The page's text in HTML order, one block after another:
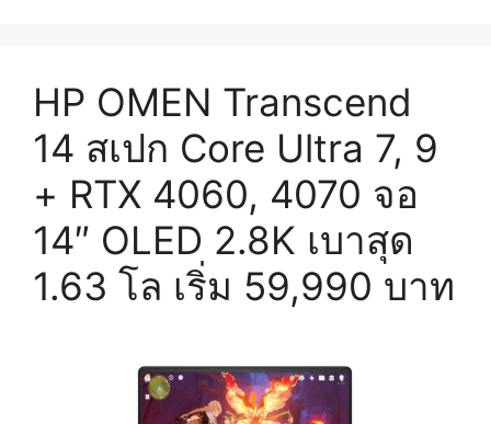
HP OMEN Transcend
14 สเปก Core Ultra 7, 9
+ RTX 4060, 4070 จอ
14″ OLED 2.8K เบาสุด
1.63 โล เริ่ม 59,990 บาท